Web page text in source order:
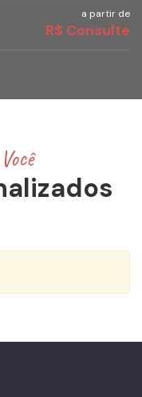
a partir de
R$ Consulte